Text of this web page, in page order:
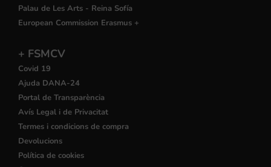
Palau de Les Arts - Reina Sofía
European Commission Erasmus +
+ FSMCV
Covid 19
Ajuda DANA-24
Portal de Transparència
Avís Legal i de Privacitat
Termes i condicions de compra
Devolucions
Política de cookies